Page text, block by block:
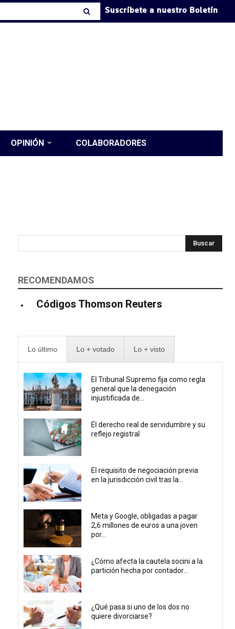
Suscríbete a nuestro Boletín
OPINIÓN COLABORADORES
Buscar
RECOMENDAMOS
Códigos Thomson Reuters
Lo último Lo + votado Lo + visto
El Tribunal Supremo fija como regla
general que la denegación
injustificada de...
El derecho real de servidumbre y su
reflejo registral
El requisito de negociación previa
en la jurisdicción civil tras la...
Meta y Google, obligadas a pagar
2,6 millones de euros a una joven
por...
¿Cómo afecta la cautela socini a la
partición hecha por contador...
¿Qué pasa si uno de los dos no
quiere divorciarse?